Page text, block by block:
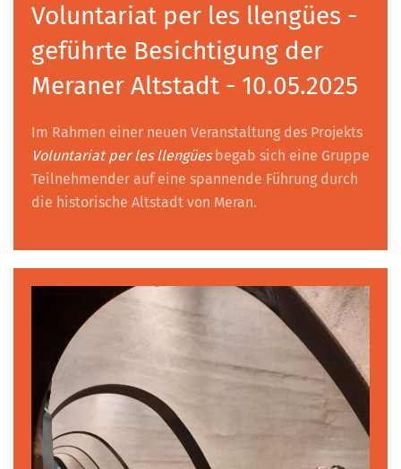
Voluntariat per les llengües -
geführte Besichtigung der
Meraner Altstadt - 10.05.2025
Im Rahmen einer neuen Veranstaltung des Projekts
Voluntariat per les llengüesbegab sich eine Gruppe
Teilnehmender auf eine spannende Führung durch
die historische Altstadt von Meran.